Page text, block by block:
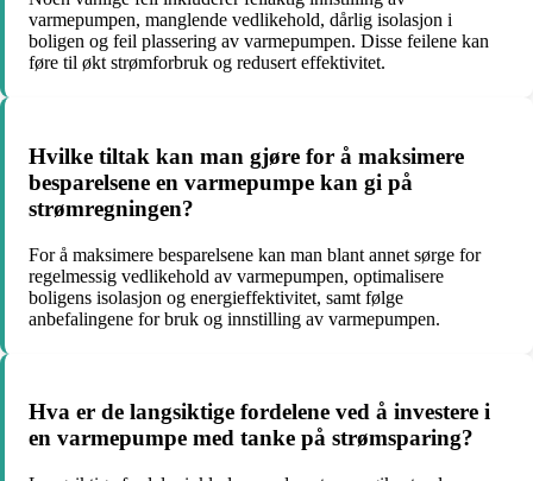
varmepumpen, manglende vedlikehold, dårlig isolasjon i
boligen og feil plassering av varmepumpen. Disse feilene kan
føre til økt strømforbruk og redusert effektivitet.
Hvilke tiltak kan man gjøre for å maksimere
besparelsene en varmepumpe kan gi på
strømregningen?
For å maksimere besparelsene kan man blant annet sørge for
regelmessig vedlikehold av varmepumpen, optimalisere
boligens isolasjon og energieffektivitet, samt følge
anbefalingene for bruk og innstilling av varmepumpen.
Hva er de langsiktige fordelene ved å investere i
en varmepumpe med tanke på strømsparing?